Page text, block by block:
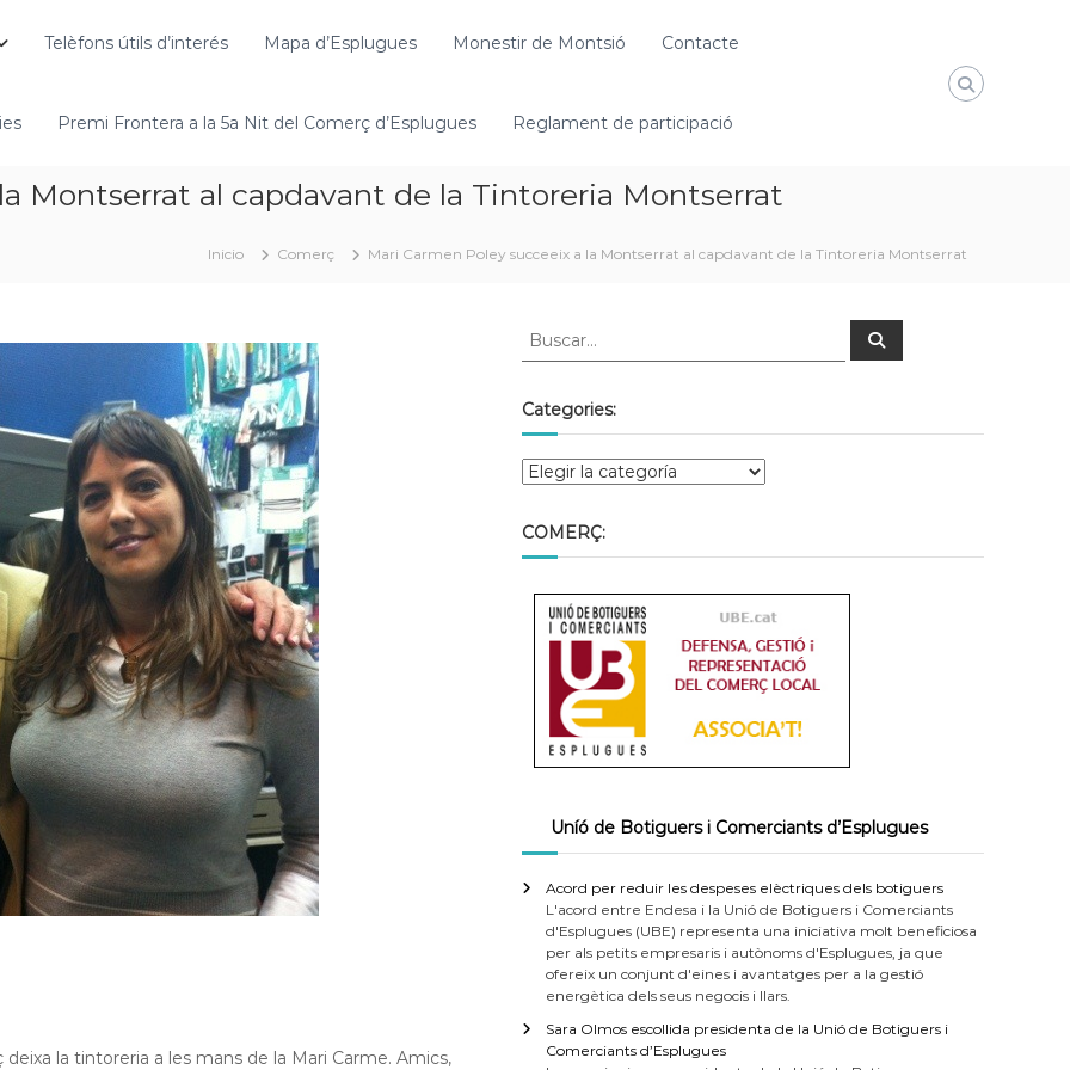
Telèfons útils d’interés Mapa d’Esplugues Monestir de Montsió Contacte
Premi Frontera a la 5a Nit del Comerç d’Esplugues Reglament de participació
Montserrat al capdavant de la Tintoreria Montserrat
Inicio Comerç Mari Carmen Poley succeeix a la Montserrat al capdavant de la Tintoreria Montserrat
la tintoreria a les mans de la Mari Carme. Amics,
Categories:
COMERÇ:
Uníó de Botiguers i Comerciants d’Esplugues
Acord per reduir les despeses elèctriques dels botiguers
L'acord entre Endesa i la Unió de Botiguers i Comerciants
d'Esplugues (UBE) representa una iniciativa molt beneficiosa
per als petits empresaris i autònoms d'Esplugues, ja que
ofereix un conjunt d'eines i avantatges per a la gestió
energètica dels seus negocis i llars.
Sara Olmos escollida presidenta de la Unió de Botiguers i
Comerciants d’Esplugues